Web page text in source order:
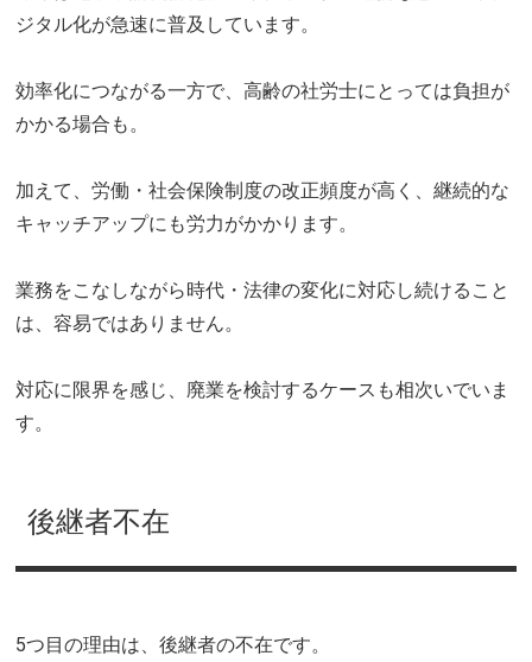
ジタル化が急速に普及しています。
効率化につながる一方で、高齢の社労士にとっては負担が
かかる場合も。
加えて、労働・社会保険制度の改正頻度が高く、継続的な
キャッチアップにも労力がかかります。
業務をこなしながら時代・法律の変化に対応し続けること
は、容易ではありません。
対応に限界を感じ、廃業を検討するケースも相次いでいま
す。
後継者不在
5つ目の理由は、後継者の不在です。